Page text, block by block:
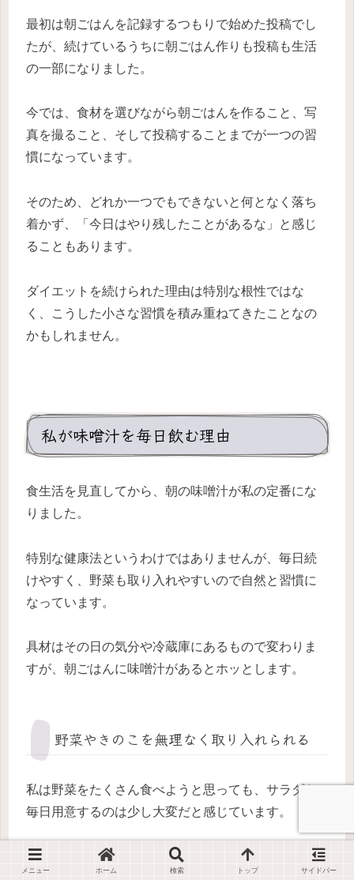
最初は朝ごはんを記録するつもりで始めた投稿でし
たが、続けているうちに朝ごはん作りも投稿も生活
の一部になりました。
今では、食材を選びながら朝ごはんを作ること、写
真を撮ること、そして投稿することまでが一つの習
慣になっています。
そのため、どれか一つでもできないと何となく落ち
着かず、「今日はやり残したことがあるな」と感じ
ることもあります。
ダイエットを続けられた理由は特別な根性ではな
く、こうした小さな習慣を積み重ねてきたことなの
かもしれません。
私が味噌汁を毎日飲む理由
食生活を見直してから、朝の味噌汁が私の定番にな
りました。
特別な健康法というわけではありませんが、毎日続
けやすく、野菜も取り入れやすいので自然と習慣に
なっています。
具材はその日の気分や冷蔵庫にあるもので変わりま
すが、朝ごはんに味噌汁があるとホッとします。
野菜やきのこを無理なく取り入れられる
私は野菜をたくさん食べようと思っても、サラダを
毎日用意するのは少し大変だと感じています。
その点、味噌汁ならキャベツや玉ねぎ、きのこ類、
メニュー ホーム 検索 トップ サイドバー